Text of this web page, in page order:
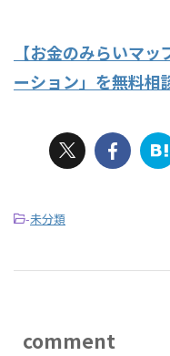
【お金のみらいマ
ーション」を無料相
-未分類
comment